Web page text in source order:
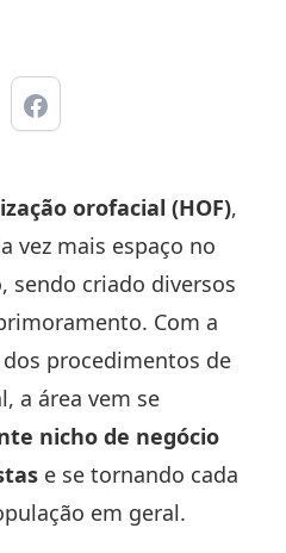
orofacial (HOF),
vez mais espaço no
sendo criado diversos
Com a
procedimentos de
a área vem se
nicho de negócio
e se tornando cada
em geral.